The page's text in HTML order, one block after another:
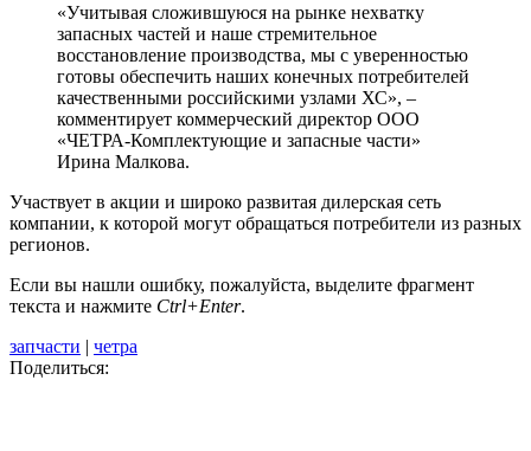
«Учитывая сложившуюся на рынке нехватку
запасных частей и наше стремительное
восстановление производства, мы с уверенностью
готовы обеспечить наших конечных потребителей
качественными российскими узлами ХС», –
комментирует коммерческий директор ООО
«ЧЕТРА-Комплектующие и запасные части»
Ирина Малкова.
Участвует в акции и широко развитая дилерская сеть
компании, к которой могут обращаться потребители из разных
регионов.
Если вы нашли ошибку, пожалуйста, выделите фрагмент
текста и нажмите Ctrl+Enter.
запчасти | четра
Поделиться: